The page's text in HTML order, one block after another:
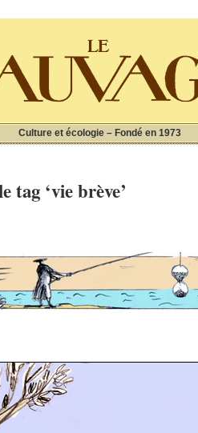
Culture et écologie – Fondé en 1973
tag ‘vie brève’